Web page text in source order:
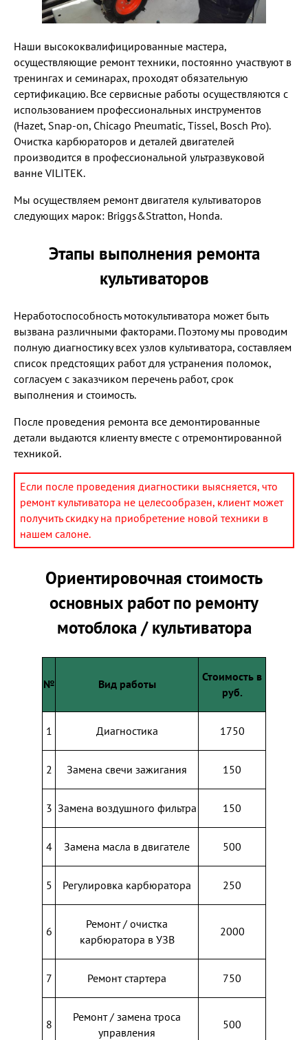
Наши высококвалифицированные мастера,
осуществляющие ремонт техники, постоянно участвуют в
тренингах и семинарах, проходят обязательную
сертификацию. Все сервисные работы осуществляются с
использованием профессиональных инструментов
(Hazet, Snap-on, Chicago Pneumatic, Tissel, Bosch Pro).
Очистка карбюраторов и деталей двигателей
производится в профессиональной ультразвуковой
ванне VILITEK.
Мы осуществляем ремонт двигателя культиваторов
следующих марок: Briggs&Stratton, Honda.
Этапы выполнения ремонта
культиваторов
Неработоспособность мотокультиватора может быть
вызвана различными факторами. Поэтому мы проводим
полную диагностику всех узлов культиватора, составляем
список предстоящих работ для устранения поломок,
согласуем с заказчиком перечень работ, срок
выполнения и стоимость.
После проведения ремонта все демонтированные
детали выдаются клиенту вместе с отремонтированной
техникой.
Если после проведения диагностики выясняется, что
ремонт культиватора не целесообразен, клиент может
получить скидку на приобретение новой техники в
нашем салоне.
Ориентировочная стоимость
основных работ по ремонту
мотоблока / культиватора
№ Вид работы
Стоимость в
руб.
1 Диагностика 1750
2 Замена свечи зажигания 150
3 Замена воздушного фильтра 150
4 Замена масла в двигателе 500
5 Регулировка карбюратора 250
6
Ремонт / очистка
карбюратора в УЗВ
2000
7 Ремонт стартера 750
8
Ремонт / замена троса
управления
500